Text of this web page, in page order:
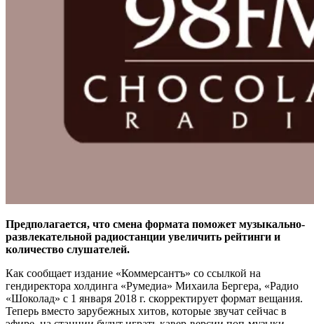
Предполагается, что смена формата поможет музыкально-
развлекательной радиостанции увеличить рейтинги и
количество слушателей.
Как сообщает издание «Коммерсантъ» со ссылкой на
гендиректора холдинга «Румедиа» Михаила Бергера, «Радио
«Шоколад» с 1 января 2018 г. скорректирует формат вещания.
Теперь вместо зарубежных хитов, которые звучат сейчас в